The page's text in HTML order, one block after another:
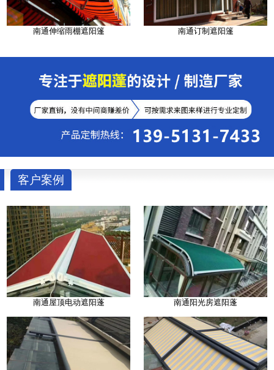
南通伸缩雨棚遮阳篷 南通订制遮阳篷
客户案例
南通屋顶电动遮阳蓬 南通阳光房遮阳蓬